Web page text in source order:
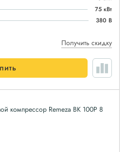
75 кВт
380 В
Получить скидку
компрессор Remeza ВК 100Р 8